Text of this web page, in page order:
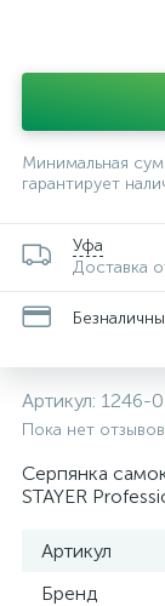
Минимальная
гарантирует
Уфа
Доставка
Артикул: 1246-
Пока нет отзывов
Серпянка
STAYER
Артикул
Бренд